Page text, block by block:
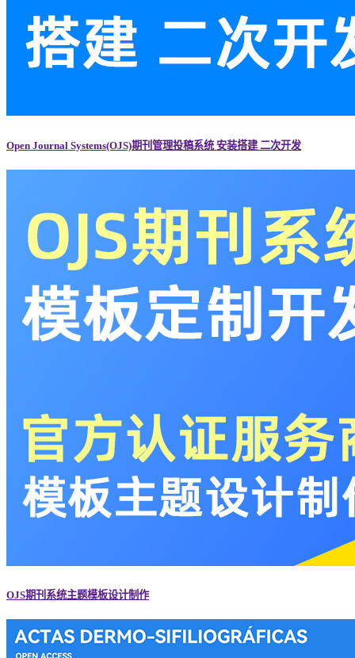
Open Journal Systems(OJS)期刊管理投稿系统 安装搭建 二次开发
OJS期刊系统主题模板设计制作